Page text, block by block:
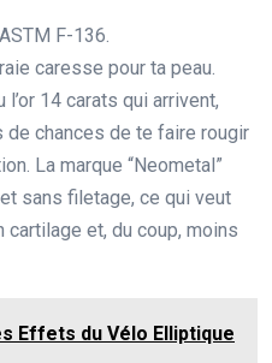
F-136.
caresse pour ta peau.
l’or 14 carats qui arrivent,
chances de te faire rougir
La marque “Neometal”
sans filetage, ce qui veut
et, du coup, moins
Effets du Vélo Elliptique